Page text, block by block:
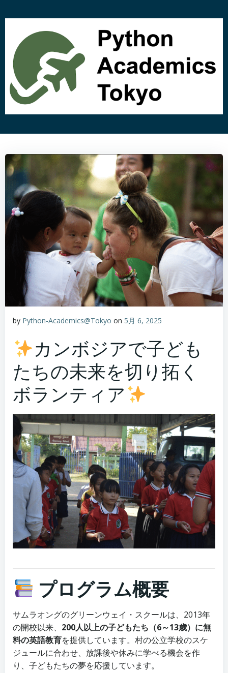
ン
ン
ツ
へ
キ
ッ
プ
by Python-Academics@Tokyo on 5月 6, 2025
カンボジアで子ども
たちの未来を切り拓く
ボランティア
プログラム概要
サムラオングのグリーンウェイ・スクールは、2013年
の開校以来、 200人以上の子どもたち（6～13歳）に無
料の英語教育を提供しています。村の公立学校のスケ
ジュールに合わせ、放課後や休みに学べる機会を作
り、子どもたちの夢を応援しています。